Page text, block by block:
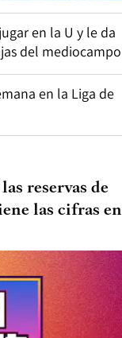
en la U y le da
del mediocampo
en la Liga de
reservas de
las cifras en